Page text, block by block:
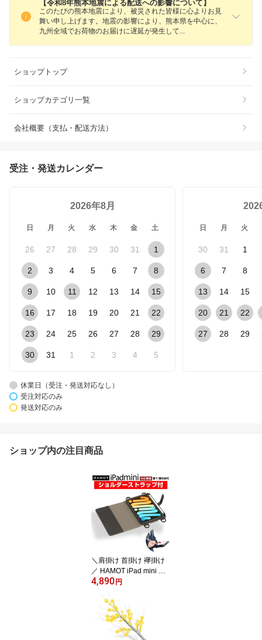
【令和8年熊本地震による配送への影響について】
このたびの熊本地震により、被災された皆様に心よりお見
舞い申し上げます。地震の影響により、熊本県を中心に、
九州全域でお荷物のお届けに遅延が発生して
ショップトップ
ショップカテゴリ一覧
会社概要（支払・配送方法）
受注・発送カレンダー
2026年8月
日 月 火 水 木 金 土
26 27 28 29 30 31 1
2 3 4 5 6 7 8
9 10 11 12 13 14 15
16 17 18 19 20 21 22
23 24 25 26 27 28 29
30 31 1 2 3 4 5
日 月 火
30 31 1
6 7 8
13 14 15
20 21 22
27 28 29
休業日（受注・発送対応なし）
受注対応のみ
発送対応のみ
ショップ内の注目商品
＼肩掛け 首掛け 襷掛け
／ HAMOT iPad mini 第7
世代 A17Pro ＆ iPad min
首掛け シンプル ショル
ダー ケース Apple Pen
cil収納 & 充電！ ビジネ
ス 学校 でも大活躍 ～ by
4,890 円